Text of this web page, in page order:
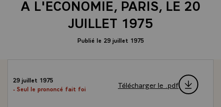
A L'ECONOMIE, PARIS, LE 20
JUILLET 1975
Publié le 29 juillet 1975
29 juillet 1975
- Seul le prononcé fait foi
Télécharger le .pdf